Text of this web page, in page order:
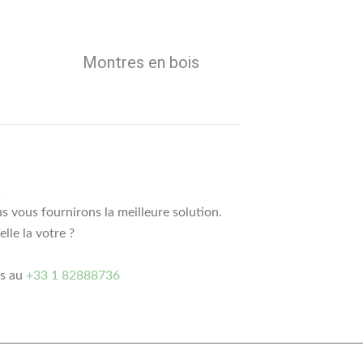
Montres en bois
vous fournirons la meilleure solution.
la votre ?
au +33 1 82888736